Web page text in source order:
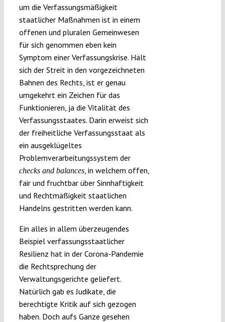
um die Verfassungsmäßigkeit
staatlicher Maßnahmen ist in einem
offenen und pluralen Gemeinwesen
für sich genommen eben kein
Symptom einer Verfassungskrise. Hält
sich der Streit in den vorgezeichneten
Bahnen des Rechts, ist er genau
umgekehrt ein Zeichen für das
Funktionieren, ja die Vitalität des
Verfassungsstaates. Darin erweist sich
der freiheitliche Verfassungsstaat als
ein ausgeklügeltes
Problemverarbeitungssystem der
checks and balances, in welchem offen,
fair und fruchtbar über Sinnhaftigkeit
und Rechtmäßigkeit staatlichen
Handelns gestritten werden kann.
Ein alles in allem überzeugendes
Beispiel verfassungsstaatlicher
Resilienz hat in der Corona-Pandemie
die Rechtsprechung der
Verwaltungsgerichte geliefert.
Natürlich gab es Judikate, die
berechtigte Kritik auf sich gezogen
haben. Doch aufs Ganze gesehen